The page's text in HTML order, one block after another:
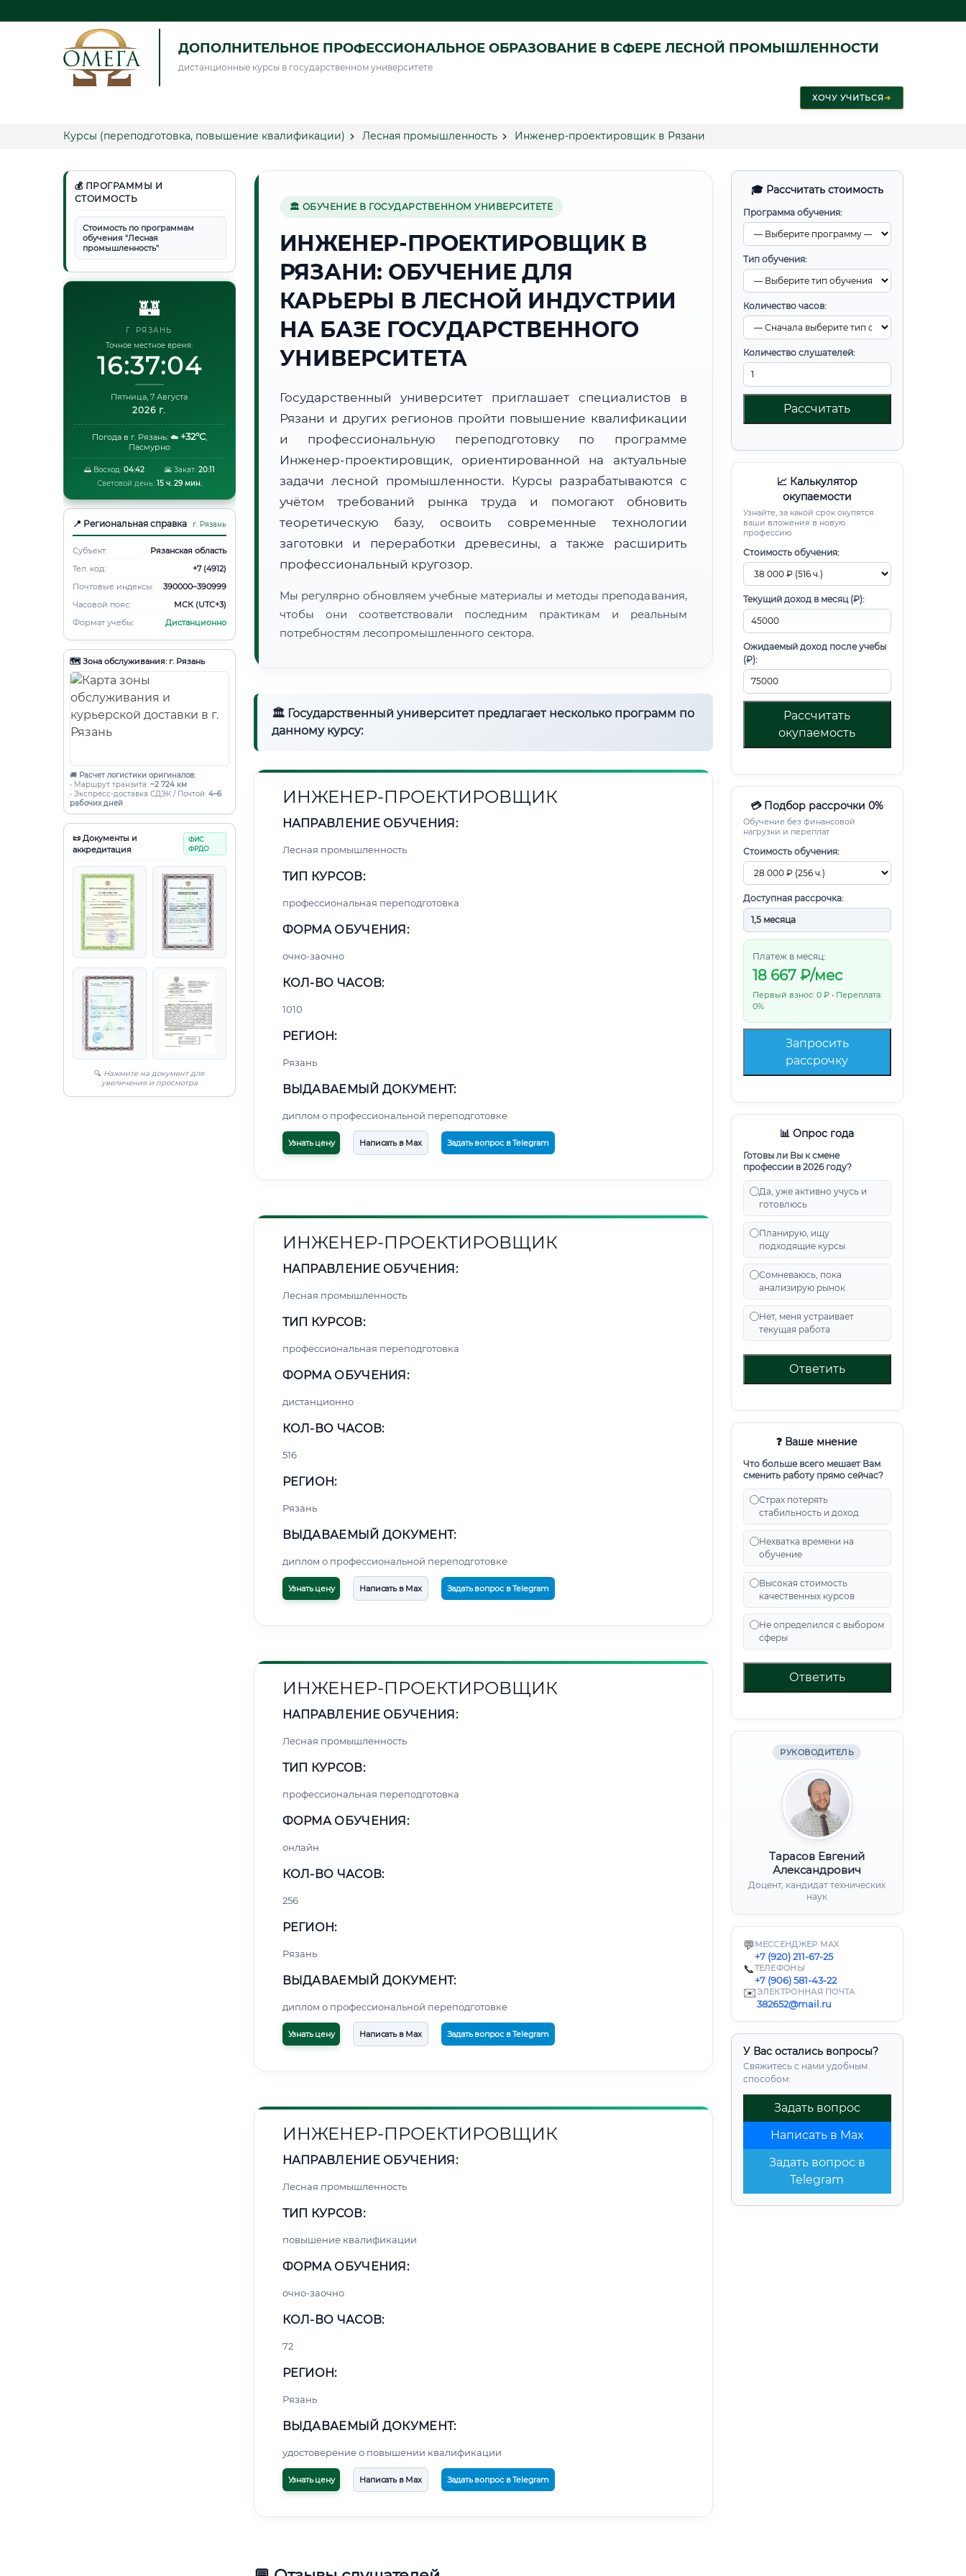
ДОПОЛНИТЕЛЬНОЕ ПРОФЕССИОНАЛЬНОЕ ОБРАЗОВАНИЕ В СФЕРЕ ЛЕСНОЙ ПРОМЫШЛЕННОСТИ
дистанционные курсы в государственном университете
ХОЧУ УЧИТЬСЯ➜
Курсы (переподготовка, повышение квалификации) Лесная промышленность Инженер-проектировщик в Рязани
💰 ПРОГРАММЫ И
СТОИМОСТЬ
Стоимость по программам
обучения "Лесная
промышленность"
🏰
Г. РЯЗАНЬ
Точное местное время:
16:37:05
Пятница, 7 Августа
2026 г.
Погода в г. Рязань: ☁️ +32°C,
Пасмурно
🌅 Восход: 04:42 🌇 Закат: 20:11
Световой день: 15 ч. 29 мин.
📍 Региональная справка г. Рязань
Субъект:
Рязанская область
Тел. код:
+7 (4912)
Почтовые индексы:
390000–390999
Часовой пояс:
МСК (UTC+3)
Формат учебы:
Дистанционно
🗺️ Зона обслуживания: г. Рязань
🚚 Расчет логистики оригиналов:
• Маршрут транзита: ~2 724 км
• Экспресс-доставка СДЭК / Почтой: 4–6
рабочих дней
📜 Документы и
аккредитация
ФИС
ФРДО
🔍 Нажмите на документ для
увеличения и просмотра
🎓 Рассчитать стоимость
Программа обучения:
Тип обучения:
Количество часов:
Количество слушателей:
Рассчитать
📈 Калькулятор
окупаемости
Узнайте, за какой срок окупятся
ваши вложения в новую
профессию
Стоимость обучения:
Текущий доход в месяц (₽):
Ожидаемый доход после учебы
(₽):
Рассчитать
окупаемость
💳 Подбор рассрочки 0%
Обучение без финансовой
нагрузки и переплат
Стоимость обучения:
Доступная рассрочка:
Платеж в месяц:
18 667₽/мес
Первый взнос: 0 ₽ • Переплата:
0%
Запросить
рассрочку
📊 Опрос года
Готовы ли Вы к смене
профессии в 2026 году?
Да, уже активно учусь и
готовлюсь
Планирую, ищу
подходящие курсы
Сомневаюсь, пока
анализирую рынок
Нет, меня устраивает
текущая работа
Ответить
❓ Ваше мнение
Что больше всего мешает Вам
сменить работу прямо сейчас?
Страх потерять
стабильность и доход
Нехватка времени на
обучение
Высокая стоимость
качественных курсов
Не определился с выбором
сферы
Ответить
РУКОВОДИТЕЛЬ
Тарасов Евгений
Александрович
Доцент, кандидат технических
наук
💬 МЕССЕНДЖЕР MAX
+7 (920) 211-67-25
📞ТЕЛЕФОНЫ
+7 (906) 581-43-22
✉️ЭЛЕКТРОННАЯ ПОЧТА
382652@mail.ru
У Вас остались вопросы?
Свяжитесь с нами удобным
способом:
Задать вопрос
Написать в Max
Задать вопрос в
Telegram
🏛 ОБУЧЕНИЕ В ГОСУДАРСТВЕННОМ УНИВЕРСИТЕТЕ
ИНЖЕНЕР-ПРОЕКТИРОВЩИК В
РЯЗАНИ: ОБУЧЕНИЕ ДЛЯ
КАРЬЕРЫ В ЛЕСНОЙ ИНДУСТРИИ
НА БАЗЕ ГОСУДАРСТВЕННОГО
УНИВЕРСИТЕТА
Государственный университет приглашает специалистов в
Рязани и других регионов пройти повышение квалификации
и профессиональную переподготовку по программе
Инженер-проектировщик, ориентированной на актуальные
задачи лесной промышленности. Курсы разрабатываются с
учётом требований рынка труда и помогают обновить
теоретическую базу, освоить современные технологии
заготовки и переработки древесины, а также расширить
профессиональный кругозор.
Мы регулярно обновляем учебные материалы и методы преподавания,
чтобы они соответствовали последним практикам и реальным
потребностям лесопромышленного сектора.
🏛 Государственный университет предлагает несколько программ по
данному курсу:
ИНЖЕНЕР-ПРОЕКТИРОВЩИК
НАПРАВЛЕНИЕ ОБУЧЕНИЯ:
Лесная промышленность
ТИП КУРСОВ:
профессиональная переподготовка
ФОРМА ОБУЧЕНИЯ:
очно-заочно
КОЛ-ВО ЧАСОВ:
1010
РЕГИОН:
Рязань
ВЫДАВАЕМЫЙ ДОКУМЕНТ:
диплом о профессиональной переподготовке
Узнать цену Написать в Max Задать вопрос в Telegram
ИНЖЕНЕР-ПРОЕКТИРОВЩИК
НАПРАВЛЕНИЕ ОБУЧЕНИЯ:
Лесная промышленность
ТИП КУРСОВ:
профессиональная переподготовка
ФОРМА ОБУЧЕНИЯ:
дистанционно
КОЛ-ВО ЧАСОВ:
516
РЕГИОН:
Рязань
ВЫДАВАЕМЫЙ ДОКУМЕНТ:
диплом о профессиональной переподготовке
Узнать цену Написать в Max Задать вопрос в Telegram
ИНЖЕНЕР-ПРОЕКТИРОВЩИК
НАПРАВЛЕНИЕ ОБУЧЕНИЯ:
Лесная промышленность
ТИП КУРСОВ:
профессиональная переподготовка
ФОРМА ОБУЧЕНИЯ:
онлайн
КОЛ-ВО ЧАСОВ:
256
РЕГИОН:
Рязань
ВЫДАВАЕМЫЙ ДОКУМЕНТ:
диплом о профессиональной переподготовке
Узнать цену Написать в Max Задать вопрос в Telegram
ИНЖЕНЕР-ПРОЕКТИРОВЩИК
НАПРАВЛЕНИЕ ОБУЧЕНИЯ:
Лесная промышленность
ТИП КУРСОВ:
повышение квалификации
ФОРМА ОБУЧЕНИЯ:
очно-заочно
КОЛ-ВО ЧАСОВ:
72
РЕГИОН:
Рязань
ВЫДАВАЕМЫЙ ДОКУМЕНТ:
удостоверение о повышении квалификации
Узнать цену Написать в Max Задать вопрос в Telegram